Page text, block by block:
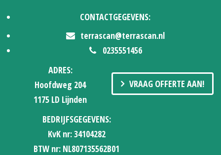
CONTACTGEGEVENS:
terrascan@terrascan.nl
0235551456
ADRES:
Hoofdweg 204
1175 LD Lijnden
BEDRIJFSGEGEVENS:
KvK nr: 34104282
BTW nr: NL807135562B01
VRAAG OFFERTE AAN!